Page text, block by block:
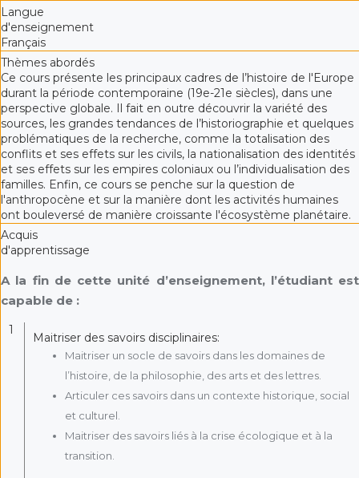
Langue
d'enseignement
Français
Thèmes abordés
Ce cours présente les principaux cadres de l’histoire de l'Europe
durant la période contemporaine (19e-21e siècles), dans une
perspective globale. Il fait en outre découvrir la variété des
sources, les grandes tendances de l’historiographie et quelques
problématiques de la recherche, comme la totalisation des
conflits et ses effets sur les civils, la nationalisation des identités
et ses effets sur les empires coloniaux ou l’individualisation des
familles. Enfin, ce cours se penche sur la question de
l'anthropocène et sur la manière dont les activités humaines
ont bouleversé de manière croissante l'écosystème planétaire.
Acquis
d'apprentissage
A la fin de cette unité d’enseignement, l’étudiant est
capable de :
1
Maitriser des savoirs disciplinaires:
Maitriser un socle de savoirs dans les domaines de
l’histoire, de la philosophie, des arts et des lettres.
Articuler ces savoirs dans un contexte historique, social
et culturel.
Maitriser des savoirs liés à la crise écologique et à la
transition.